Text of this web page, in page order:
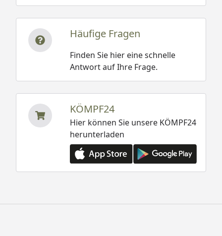
Häufige Fragen
Finden Sie hier eine schnelle
Antwort auf Ihre Frage.
KÖMPF24
Hier können Sie unsere KÖMPF24
herunterladen